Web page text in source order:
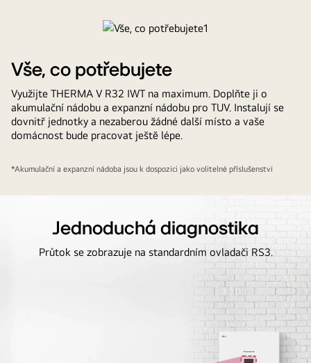
režimu1
Vše, co potřebujete
Využijte THERMA V R32 IWT na maximum. Doplňte ji o
akumulační nádobu a expanzní nádobu pro TUV. Instalují se
dovnitř jednotky a nezaberou žádné další místo a vaše
domácnost bude pracovat ještě lépe.
*Akumulační a expanzní nádoba jsou k dospozici jako volitelné příslušenství
Jednoduchá diagnostika
Průtok se zobrazuje na standardním ovladači RS3.